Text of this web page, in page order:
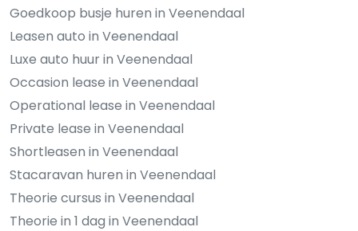
Goedkoop busje huren in Veenendaal
Leasen auto in Veenendaal
Luxe auto huur in Veenendaal
Occasion lease in Veenendaal
Operational lease in Veenendaal
Private lease in Veenendaal
Shortleasen in Veenendaal
Stacaravan huren in Veenendaal
Theorie cursus in Veenendaal
Theorie in 1 dag in Veenendaal